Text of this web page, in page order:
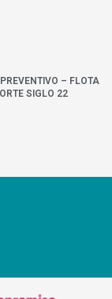
– FLOTA
SIGLO 22